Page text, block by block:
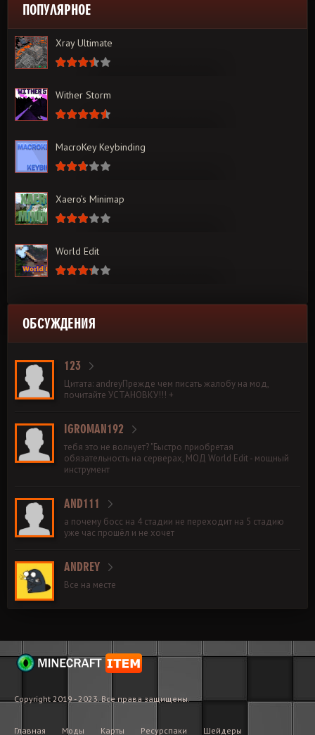
ПОПУЛЯРНОЕ
Xray Ultimate
Wither Storm
MacroKey Keybinding
Xaero’s Minimap
World Edit
ОБСУЖДЕНИЯ
123
Цитата: andreyПрежде чем писать жалобу на мод,
почитайте УСТАНОВКУ!!! +
IGROMAN192
тебя это не волнует? "Быстро приобретая
обязательность на серверах, МОД World Edit - мощный
инструмент
AND111
а почему босс на 4 стадии не переходит на 5 стадию
уже час прошёл и не хочет
ANDREY
Все на месте
Copyright 2019 - 2023. Все права защищены.
Главная Моды Карты Ресурспаки Шейдеры